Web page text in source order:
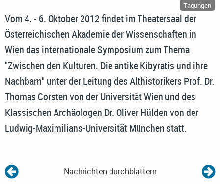
Tagungen
Vom 4. - 6. Oktober 2012 findet im Theatersaal der
Österreichischen Akademie der Wissenschaften in
Wien das internationale Symposium zum Thema
"Zwischen den Kulturen. Die antike Kibyratis und ihre
Nachbarn" unter der Leitung des Althistorikers Prof. Dr.
Thomas Corsten von der Universität Wien und des
Klassischen Archäologen Dr. Oliver Hülden von der
Ludwig-Maximilians-Universität München statt.
Nachrichten durchblättern